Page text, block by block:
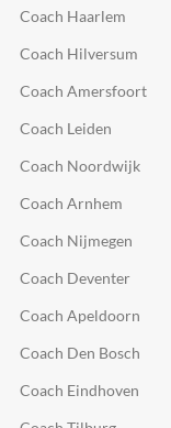
Coach Haarlem
Coach Hilversum
Coach Amersfoort
Coach Leiden
Coach Noordwijk
Coach Arnhem
Coach Nijmegen
Coach Deventer
Coach Apeldoorn
Coach Den Bosch
Coach Eindhoven